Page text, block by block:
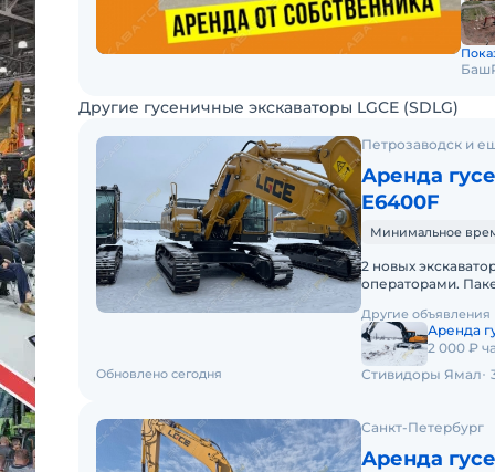
Другие гусеничные экскаваторы LGCE (SDLG)
Петрозаводск и
Аренда
E6400F
Минимальное
2 новых
операторами.
Другие объявления
Аренда
2 000 ₽
Обновлено сегодня Стивидоры Ямал
Санкт-Петербург
Аренда